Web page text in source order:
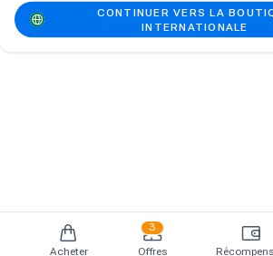
Acheter
3
Offres
CONTINUER VERS LA
INTERNATIONALE